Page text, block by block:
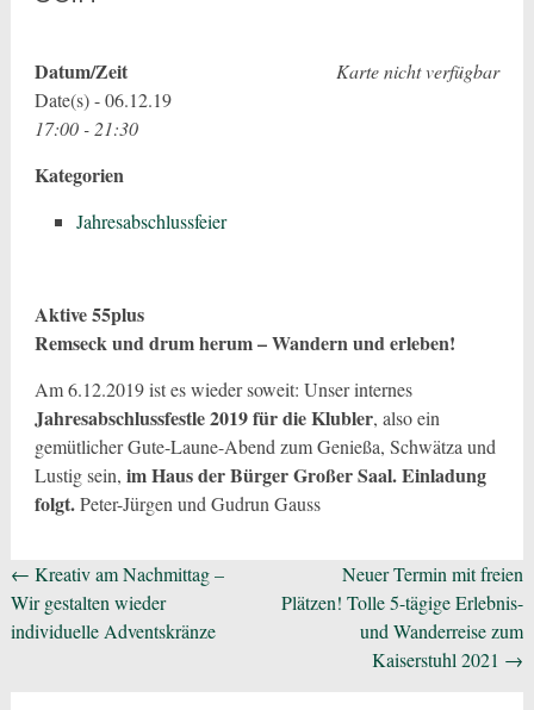
Karte nicht verfügbar
Datum/Zeit
Date(s) - 06.12.19
17:00 - 21:30
Kategorien
Jahresabschlussfeier
Aktive 55plus
Remseck und drum herum – Wandern und erleben!
Am 6.12.2019 ist es wieder soweit: Unser internes
Jahresabschlussfestle 2019 für die Klubler, also ein
gemütlicher Gute-Laune-Abend zum Genießa, Schwätza und
Lustig sein, im Haus der Bürger Großer Saal. Einladung
folgt.Peter-Jürgen und Gudrun Gauss
Beitragsnavigation
← Kreativ am Nachmittag –
Wir gestalten wieder
individuelle Adventskränze
Neuer Termin mit freien
Plätzen! Tolle 5-tägige Erlebnis-
und Wanderreise zum
Kaiserstuhl 2021 →